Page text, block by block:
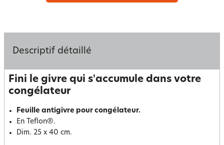
Descriptif détaillé
Fini le givre qui s'accumule dans votre
congélateur
Feuille antigivre pour congélateur.
En Teflon®.
Dim. 25 x 40 cm.